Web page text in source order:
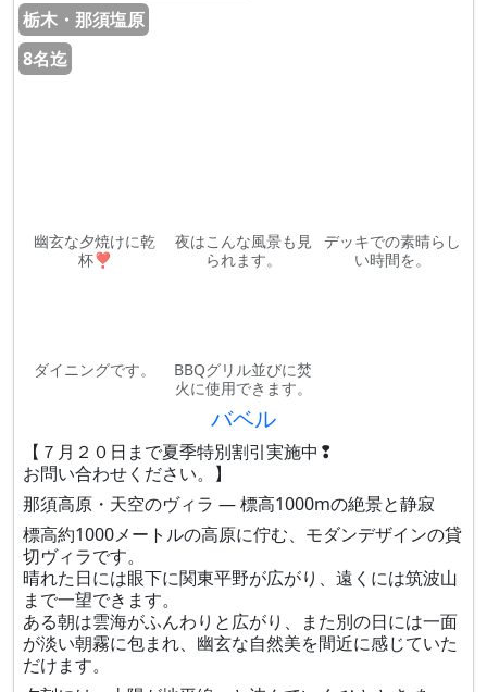
栃木・那須塩原
8名迄
幽玄な夕焼けに乾
杯❣
夜はこんな風景も見
られます。
デッキでの素晴らし
い時間を。
ダイニングです。
BBQグリル並びに焚
火に使用できます。
バベル
【７月２０日まで夏季特別割引実施中❢
お問い合わせください。】
那須高原・天空のヴィラ — 標高1000mの絶景と静寂
標高約1000メートルの高原に佇む、モダンデザインの貸
切ヴィラです。
晴れた日には眼下に関東平野が広がり、遠くには筑波山
まで一望できます。
ある朝は雲海がふんわりと広がり、また別の日には一面
が淡い朝霧に包まれ、幽玄な自然美を間近に感じていた
だけます。